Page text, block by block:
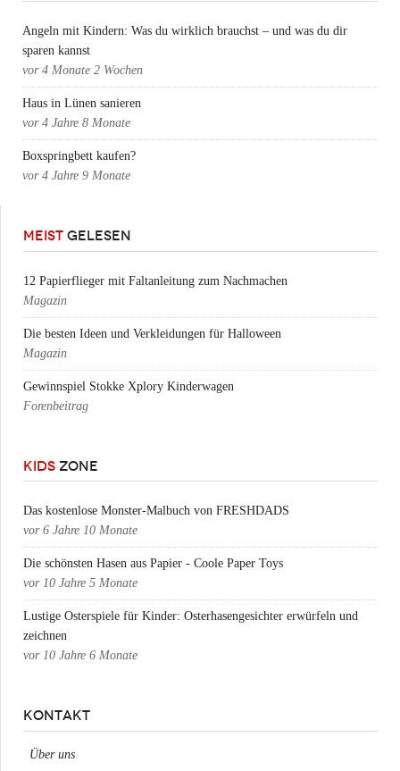
Angeln mit Kindern: Was du wirklich brauchst – und was du dir
sparen kannst
vor 4 Monate 2 Wochen
Haus in Lünen sanieren
vor 4 Jahre 8 Monate
Boxspringbett kaufen?
vor 4 Jahre 9 Monate
MEIST GELESEN
12 Papierflieger mit Faltanleitung zum Nachmachen
Magazin
Die besten Ideen und Verkleidungen für Halloween
Magazin
Gewinnspiel Stokke Xplory Kinderwagen
Forenbeitrag
KIDS ZONE
Das kostenlose Monster-Malbuch von FRESHDADS
vor 6 Jahre 10 Monate
Die schönsten Hasen aus Papier - Coole Paper Toys
vor 10 Jahre 5 Monate
Lustige Osterspiele für Kinder: Osterhasengesichter erwürfeln und
zeichnen
vor 10 Jahre 6 Monate
KONTAKT
Über uns